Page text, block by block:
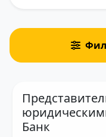
Банк